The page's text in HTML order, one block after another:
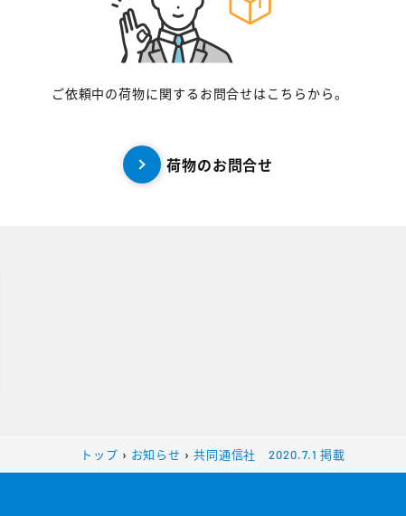
ご依頼中の荷物に関するお問合せはこちらから。
荷物のお問合せ
トップ › お知らせ › 共同通信社 2020.7.1 掲載